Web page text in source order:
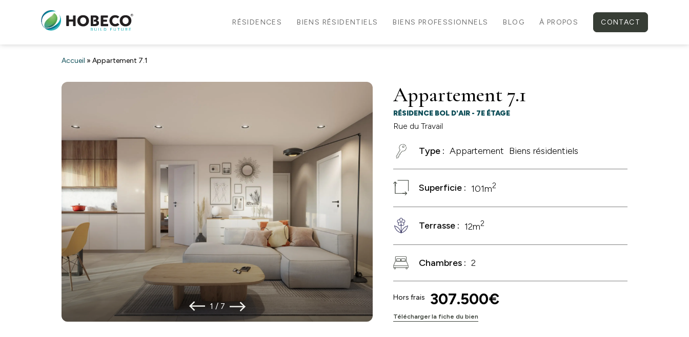
RÉSIDENCES BIENS RÉSIDENTIELS BIENS PROFESSIONNELS BLOG À PROPOS CONTACT
Accueil » Appartement 7.1
1 / 7
Appartement 7.1
RÉSIDENCE BOL D'AIR - 7E ÉTAGE
Rue du Travail
Type : Appartement Biens résidentiels
Superficie : 101m2
Terrasse : 12m2
Chambres : 2
Hors frais 307.500€
Télécharger la fiche du bien